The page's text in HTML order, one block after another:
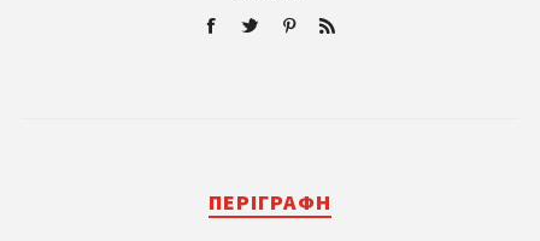
ΠΕΡΙΓΡΑΦΉ